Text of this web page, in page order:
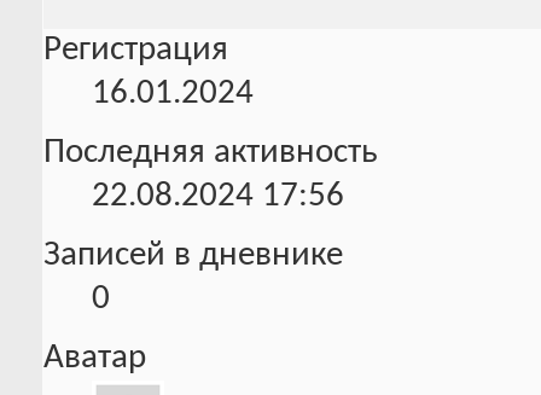
Регистрация
16.01.2024
Последняя активность
22.08.2024 17:56
Записей в дневнике
0
Аватар